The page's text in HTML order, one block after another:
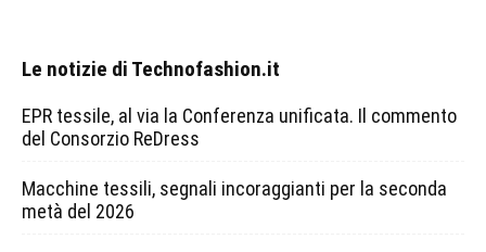
Le notizie di Technofashion.it
EPR tessile, al via la Conferenza unificata. Il commento
del Consorzio ReDress
Macchine tessili, segnali incoraggianti per la seconda
metà del 2026